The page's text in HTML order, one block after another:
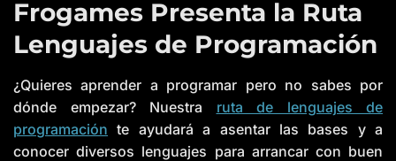
Frogames Presenta la Ruta
Lenguajes de Programación
¿Quieres aprender a programar pero no sabes por
dónde empezar? Nuestra ruta de lenguajes de
programación te ayudará a asentar las bases y a
conocer diversos lenguajes para arrancar con buen